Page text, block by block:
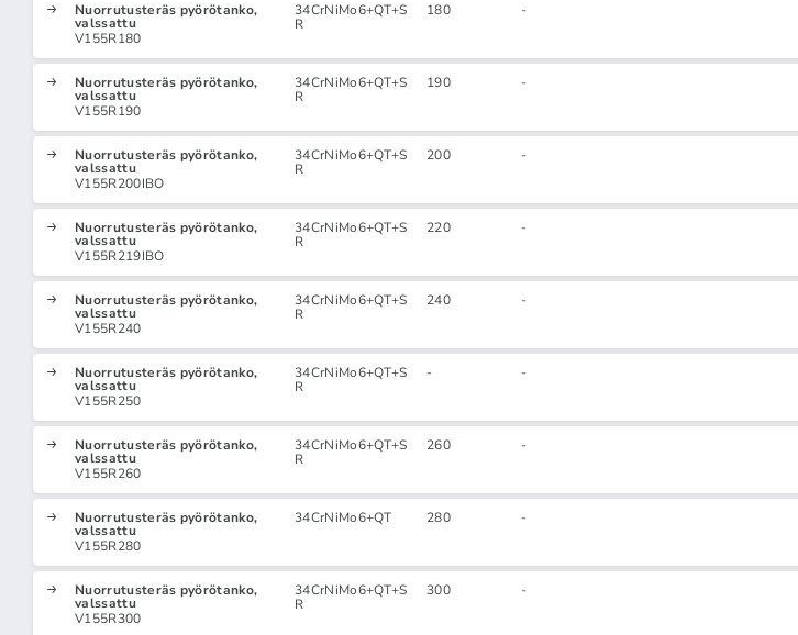
Nuorrutusteräs pyörötanko,
valssattu
V155R180
34CrNiMo6+QT+S
R
180 -
Nuorrutusteräs pyörötanko,
valssattu
V155R190
34CrNiMo6+QT+S
R
190 -
Nuorrutusteräs pyörötanko,
valssattu
V155R200IBO
34CrNiMo6+QT+S
R
200 -
Nuorrutusteräs pyörötanko,
valssattu
V155R219IBO
34CrNiMo6+QT+S
R
220 -
Nuorrutusteräs pyörötanko,
valssattu
V155R240
34CrNiMo6+QT+S
R
240 -
Nuorrutusteräs pyörötanko,
valssattu
V155R250
34CrNiMo6+QT+S
R
- -
Nuorrutusteräs pyörötanko,
valssattu
V155R260
34CrNiMo6+QT+S
R
260 -
Nuorrutusteräs pyörötanko,
valssattu
V155R280
34CrNiMo6+QT 280 -
Nuorrutusteräs pyörötanko,
valssattu
V155R300
34CrNiMo6+QT+S
R
300 -